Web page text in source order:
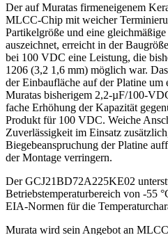
Der auf Muratas firmeneigenem
MLCC-Chip mit weicher
Partikelgröße und eine
auszeichnet, erreicht in der
bei 100 VDC eine Leistung, die
1206 (3,2 1,6 mm) möglich war.
der Einbaufläche auf der Platine um
Muratas bisherigem 2,2-µF/100-
fache Erhöhung der Kapazität
Produkt für 100 VDC. Weiche
Zuverlässigkeit im Einsatz
Biegebeanspruchung der Platine
der Montage verringern.
Der GCJ21BD72A225KE02
Betriebstemperaturbereich von -55
EIA-Normen für die
Murata wird sein Angebot an